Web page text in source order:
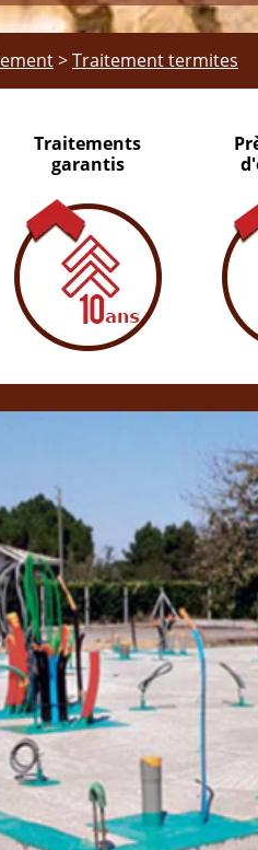
>Traitement termites
Traitements
garantis